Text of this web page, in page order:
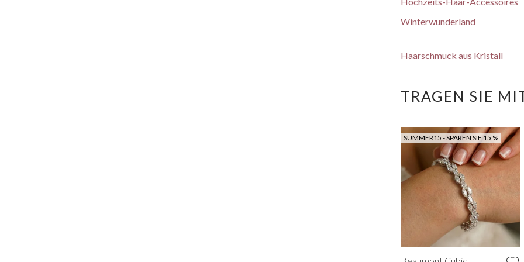
Winterwunderland
Haarschmuck aus Kristall
TRAGEN SIE
SUMMER15 - SPAREN SIE 15 %